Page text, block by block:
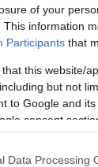
of your
This information
Participants that
that this website/
but not
to Google and
consent
Data Processing